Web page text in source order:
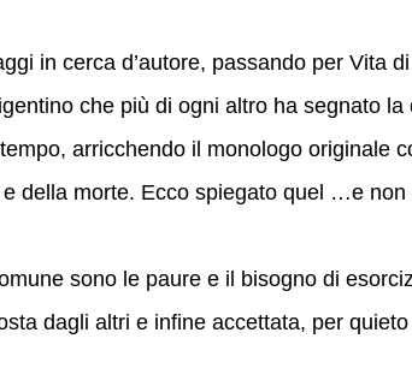
in cerca d’autore, passando per Vita
che più di ogni altro ha segnato la
arricchendo il monologo originale
della morte. Ecco spiegato quel …e
sono le paure e il bisogno di
dagli altri e infine accettata, per